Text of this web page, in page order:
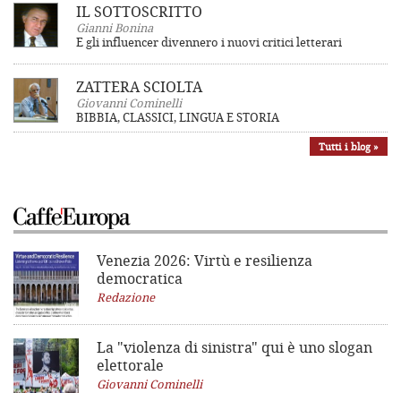
IL SOTTOSCRITTO
Gianni Bonina
E gli influencer divennero i nuovi critici letterari
ZATTERA SCIOLTA
Giovanni Cominelli
BIBBIA, CLASSICI, LINGUA E STORIA
Tutti i blog »
Venezia 2026: Virtù e resilienza
democratica
Redazione
La "violenza di sinistra" qui è uno slogan
elettorale
Giovanni Cominelli